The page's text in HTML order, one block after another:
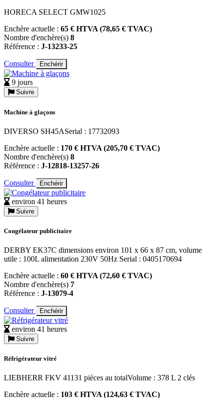
HORECA SELECT GMW1025
Enchère actuelle : 65 € HTVA (78,65 € TVAC)
Nombre d'enchère(s) 8
Référence : J-13233-25
Consulter Enchérir
9 jours
Suivre
Machine à glaçons
DIVERSO SH45ASerial : 17732093
Enchère actuelle : 170 € HTVA (205,70 € TVAC)
Nombre d'enchère(s) 8
Référence : J-12818-13257-26
Consulter Enchérir
environ 41 heures
Suivre
Congélateur publicitaire
DERBY EK37C dimensions environ 101 x 66 x 87 cm, volume
utile : 100L alimentation 230V 50Hz Serial : 0405170694
Enchère actuelle : 60 € HTVA (72,60 € TVAC)
Nombre d'enchère(s) 7
Référence : J-13079-4
Consulter Enchérir
environ 41 heures
Suivre
Réfrigérateur vitré
LIEBHERR FKV 41131 pièces au totalVolume : 378 L 2 clés
Enchère actuelle : 103 € HTVA (124,63 € TVAC)